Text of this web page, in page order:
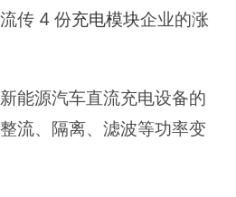
传 4 份充电模块企业的涨
能源汽车直流充电设备的
流、隔离、滤波等功率变